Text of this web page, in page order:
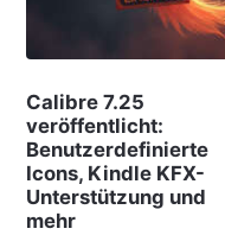
Calibre 7.25
veröffentlicht:
Benutzerdefinierte
Icons, Kindle KFX-
Unterstützung und
mehr